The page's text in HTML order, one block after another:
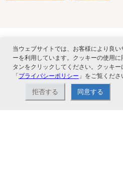
ナカバヤシ株式会社直営のオンラインショ
書ファイル、文具・事務機器などお取り扱
当ウェブサイトでは、お客様により良
ーを利用しています。クッキーの使用
タンをクリックしてください。クッキ
「プライバシーポリシー 」をご覧くださ
拒否する 同意する